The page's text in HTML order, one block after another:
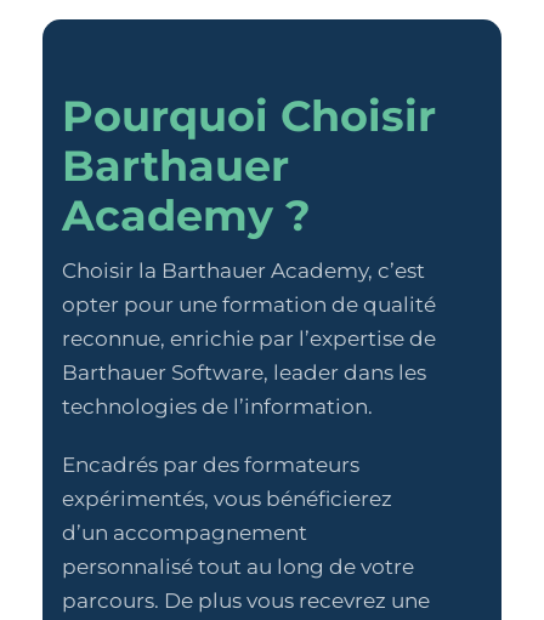
Pourquoi Choisir
Barthauer
Academy ?
Choisir la Barthauer Academy, c’est
opter pour une formation de qualité
reconnue, enrichie par l’expertise de
Barthauer Software, leader dans les
technologies de l’information.
Encadrés par des formateurs
expérimentés, vous bénéficierez
d’un accompagnement
personnalisé tout au long de votre
parcours. De plus vous recevrez une